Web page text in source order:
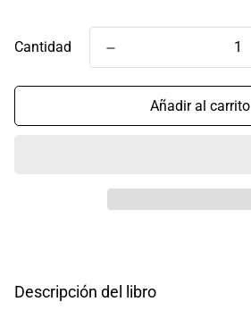
Cantidad
Añadir al carrito
Descripción del libro